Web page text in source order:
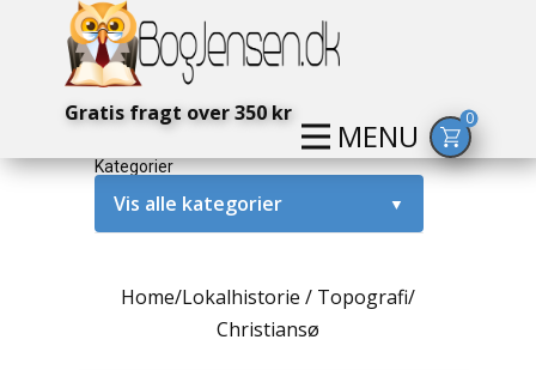
MENU
Gratis fragt over 350 kr 0
Kategorier
Vis alle kategorier ▼
Amerika / USA
Home/Lokalhistorie / Topografi/
Christiansø